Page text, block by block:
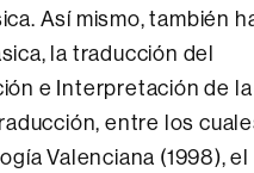
Así mismo, también
la traducción del
e Interpretación de la
entre los
Valenciana (1998), el